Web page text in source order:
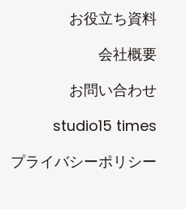
お役立ち資料
会社概要
お問い合わせ
studio15 times
プライバシーポリシー